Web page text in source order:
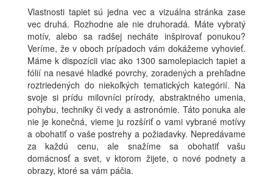
Vlastnosti tapiet sú jedna vec a vizuálna stránka zase
vec druhá. Rozhodne ale nie druhoradá. Máte vybratý
motív, alebo sa radšej necháte inšpirovať ponukou?
Veríme, že v oboch prípadoch vám dokážeme vyhovieť.
Máme k dispozícii viac ako 1300 samolepiacich tapiet a
fólií na nesavé hladké povrchy, zoradených a prehľadne
roztriedených do niekoľkých tematických kategórií. Na
svoje si prídu milovníci prírody, abstraktného umenia,
pohybu, techniky či vedy a astronómie. Táto ponuka ale
nie je konečná, vieme ju rozšíriť o vami vybrané motívy
a obohatiť o vaše postrehy a požiadavky. Nepredávame
za každú cenu, ale snažíme sa obohatiť vašu
domácnosť a svet, v ktorom žijete, o nové podnety a
obrazy, ktoré sa vám páčia.